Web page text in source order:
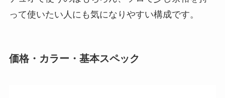
って使いたい人にも気になりやすい構成です。
価格・カラー・基本スペック